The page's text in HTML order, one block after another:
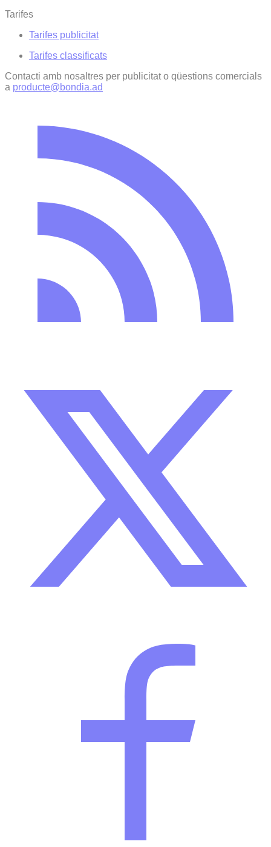
Tarifes
Tarifes publicitat
Tarifes classificats
Contacti amb nosaltres per publicitat o qüestions comercials
a producte@bondia.ad